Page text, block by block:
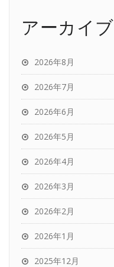
アーカイブ
2026年8月
2026年7月
2026年6月
2026年5月
2026年4月
2026年3月
2026年2月
2026年1月
2025年12月